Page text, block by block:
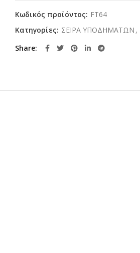
Κωδικός προϊόντος: FT64
Κατηγορίες: ΣΕΙΡΑ ΥΠΟΔΗΜΑΤΩΝ ,
Share